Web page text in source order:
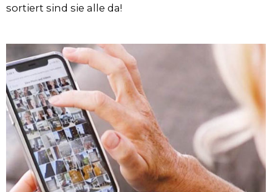
sortiert sind sie alle da!